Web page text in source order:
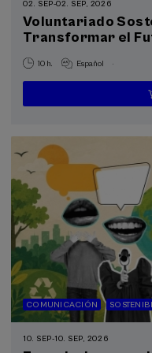
Donostia Kultura (2)
Objetivos de desarrollo
02. SEP-02. SEP, 2026
Voluntariado
Transformar el
10 h. Español .
COMUNICACIÓN
10. SEP-10. SEP, 2026